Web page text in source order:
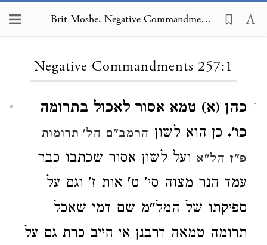
Brit Moshe, Negative Commandments 257:1
Negative Commandments 257:1
1
כהן (א) טמא אסור לאכול בתרומה
כו'. כן הוא לשון הרמב"ם הל' תרומות
פ"ז הל"א ועל לשון אסור שכתבו כבר
עמד הנר מצוה סי' ט' אות ז' וגם על
ספיקתו של המל"מ שם דמי שאכל
תרומה טמאה דרבנן אי חייב כרת גם על